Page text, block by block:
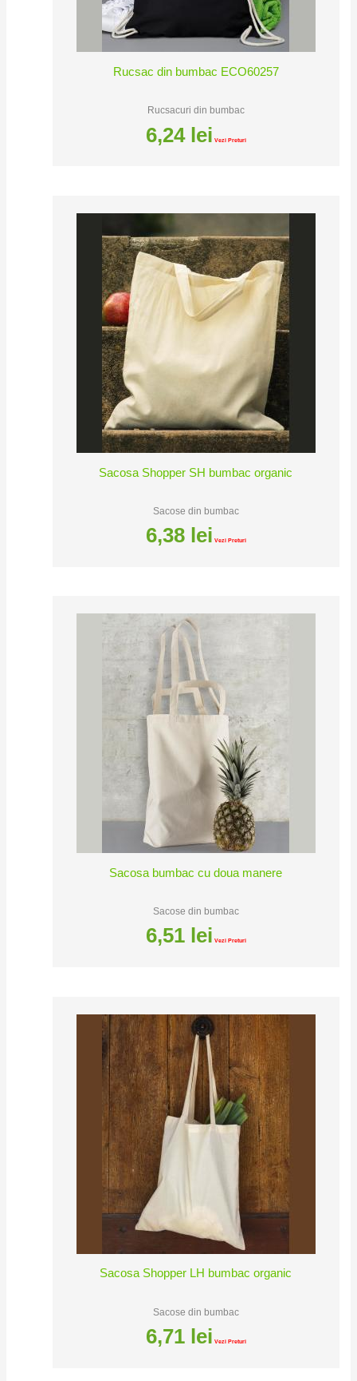
Rucsac din bumbac ECO60257
Rucsacuri din bumbac
6,24 lei Vezi Preturi
Sacosa Shopper SH bumbac organic
Sacose din bumbac
6,38 lei Vezi Preturi
Sacosa bumbac cu doua manere
Sacose din bumbac
6,51 lei Vezi Preturi
Sacosa Shopper LH bumbac organic
Sacose din bumbac
6,71 lei Vezi Preturi